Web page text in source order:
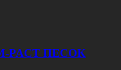
PACT ПЕСОК